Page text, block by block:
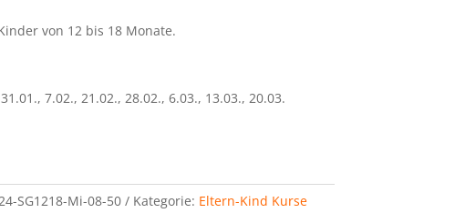
von 12 bis 18 Monate.
7.02., 21.02., 28.02., 6.03., 13.03., 20.03.
SG1218-Mi-08-50 Kategorie: Eltern-Kind Kurse